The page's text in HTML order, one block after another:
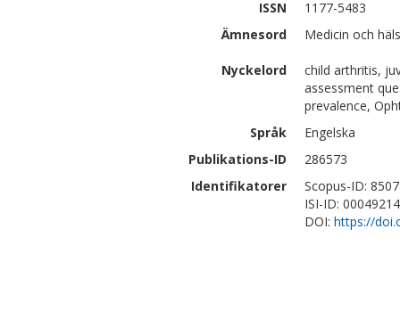
ISSN
1177-5483
Ämnesord
Medicin och
Nyckelord
child arthritis,
assessment
prevalence,
Språk
Engelska
Publikations-ID
286573
Identifikatorer
Scopus-ID:
ISI-ID:
DOI: https://